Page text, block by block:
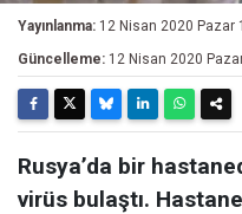
Yayınlanma: 12 Nisan 2020 Pazar
Güncelleme: 12 Nisan 2020
Rusya’da bir
virüs bulaştı.